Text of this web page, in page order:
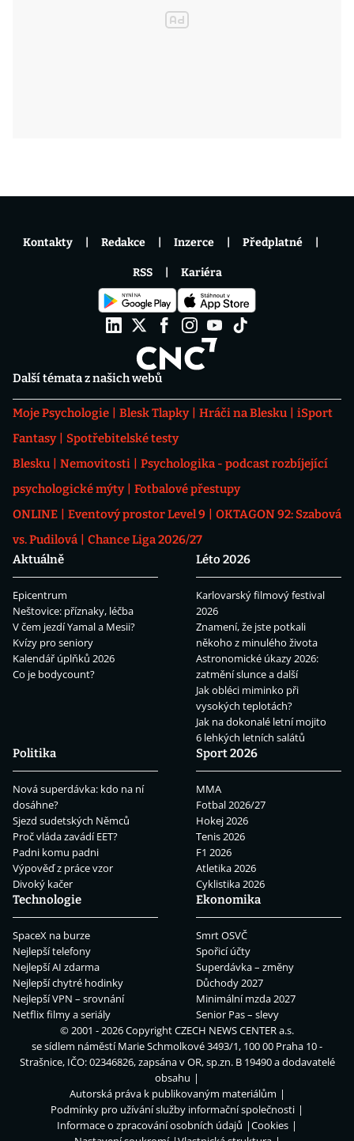
Další témata z našich webů
Moje Psychologie Blesk Tlapky Hráči na Blesku
iSport
Fantasy
Spotřebitelské testy
Blesku
Nemovitosti
Psychologika - podcast rozbíjející
psychologické mýty
Fotbalové přestupy
ONLINE
Eventový prostor Level 9
OKTAGON 92: Szabová
vs. Pudilová
Chance Liga 2026/27
Aktuálně
Epicentrum
Neštovice: příznaky, léčba
V čem jezdí Yamal a Mesii?
Kvízy pro seniory
Kalendář úplňků 2026
Co je bodycount?
Léto 2026
Karlovarský filmový festival
2026
Znamení, že jste potkali
někoho z minulého života
Astronomické úkazy 2026:
zatmění slunce a další
Jak obléci miminko při
vysokých teplotách?
Jak na dokonalé letní mojito
6 lehkých letních salátů
Politika
Nová superdávka: kdo na ní
dosáhne?
Sjezd sudetských Němců
Proč vláda zavádí EET?
Padni komu padni
Výpověď z práce vzor
Divoký kačer
Sport 2026
MMA
Fotbal 2026/27
Hokej 2026
Tenis 2026
F1 2026
Atletika 2026
Cyklistika 2026
Technologie
SpaceX na burze
Nejlepší telefony
Nejlepší AI zdarma
Nejlepší chytré hodinky
Nejlepší VPN – srovnání
Netflix filmy a seriály
Ekonomika
Smrt OSVČ
Spořicí účty
Superdávka – změny
Důchody 2027
Minimální mzda 2027
Senior Pas – slevy
Kontakty Redakce Inzerce Předplatné
RSS Kariéra
© 2001 - 2026 CopyrightCZECH NEWS CENTER a.s.
se sídlem náměstí Marie Schmolkové 3493/1, 100 00 Praha 10 -
Strašnice, IČO: 02346826, zapsána v OR, sp.zn. B 19490 a dodavatelé
obsahu
Autorská práva k publikovaným materiálům
Podmínky pro užívání služby informační společnosti
Informace o zpracování osobních údajů
Cookies